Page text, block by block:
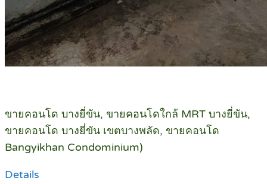
ขายคอนโด บางยี่ขัน, ขายคอนโดใกล้ MRT บางยี่ขัน,
ขายคอนโด บางยี่ขัน เขตบางพลัด, ขายคอนโด
Bangyikhan Condominium)
Details